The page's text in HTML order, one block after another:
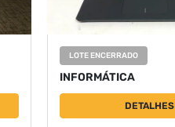
LOTE ENCERRADO
INFORMÁTICA
DETALHES